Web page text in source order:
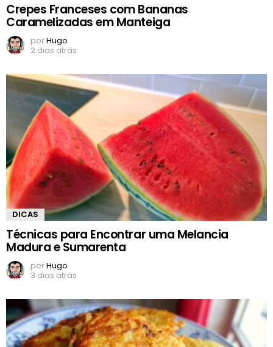
Crepes Franceses com Bananas
Caramelizadas em Manteiga
porHugo
2 dias atrás
DICAS
Técnicas para Encontrar uma Melancia
Madura e Sumarenta
porHugo
3 dias atrás